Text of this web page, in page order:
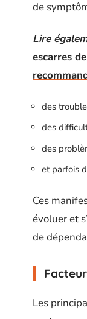
de
Lire
escarres
des
des
des
et parfois
Ces
évoluer et
de
Les